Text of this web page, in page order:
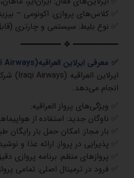
کلاس‌های پروازی: اکونومی –
نوع بلیط: سیستمی و چارتری
━━━━━━━━ ❖ ━━━━━━━━━
✅ معرفی ایرلاین العراقیهAirways)
ایرلاین العراقیه (Iraqi Airways)
انجام می‌دهد.
ویژگی‌های پرواز العراقیه:
ناوگان جدید: استفاده از
بار مجاز: امکان حمل بار رایگان
پذیرایی در پرواز: ارائه غذا و
پروازهای منظم: برنامه پروازی
فرود در ترمینال اصلی: تمامی